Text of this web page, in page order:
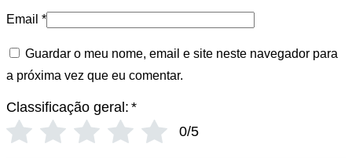
Email *
Guardar o meu nome, email e site neste navegador para
a próxima vez que eu comentar.
Classificação geral: *
0/5